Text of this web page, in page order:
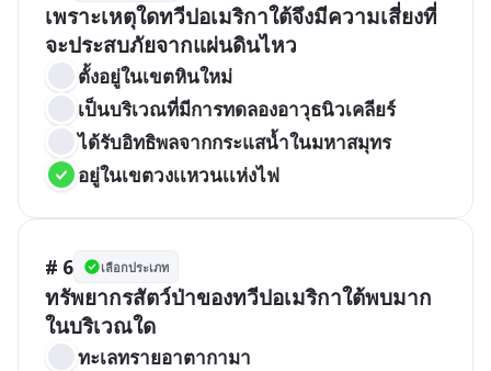
เพราะเหตุใดทวีปอเมริกาใต้จึงมีความเสี่ยงที่
จะประสบภัยจากแผ่นดินไหว
ตั้งอยู่ในเขตหินใหม่
เป็นบริเวณที่มีการทดลองอาวุธนิวเคลียร์
ได้รับอิทธิพลจากกระแสน้ำในมหาสมุทร
อยู่ในเขตวงเเหวนเเห่งไฟ
# 6 เลือกประเภท
ทรัพยากรสัตว์ป่าของทวีปอเมริกาใต้พบมาก
ในบริเวณใด
ทะเลทรายอาตากามา